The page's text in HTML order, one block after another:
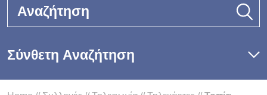
Αναζήτηση
Σύνθετη Αναζήτηση